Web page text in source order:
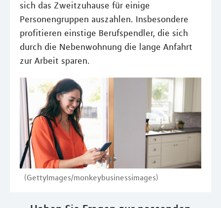
sich das Zweitzuhause für einige
Personengruppen auszahlen. Insbesondere
profitieren einstige Berufspendler, die sich
durch die Nebenwohnung die lange Anfahrt
zur Arbeit sparen.
(GettyImages/monkeybusinessimages)